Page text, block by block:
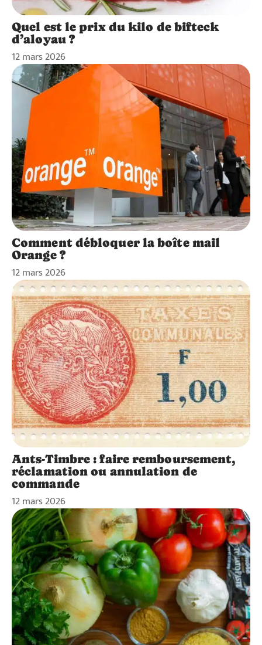
Quel est le prix du kilo de bifteck
d’aloyau ?
12 mars 2026
Comment débloquer la boîte mail
Orange ?
12 mars 2026
Ants-Timbre : faire remboursement,
réclamation ou annulation de
commande
12 mars 2026